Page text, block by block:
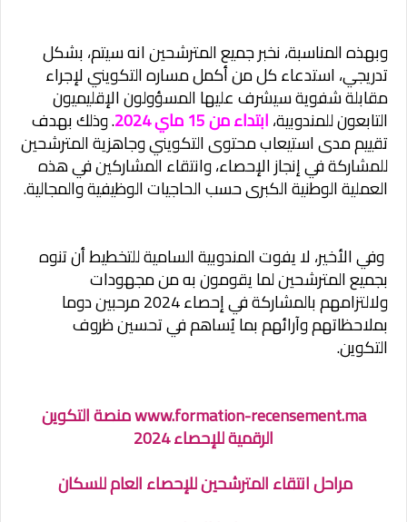
وبهذه المناسبة، نخبر جميع المترشحين انه سيتم، بشكل
تدريجي، استدعاء كل من أكمل مساره التكويني لإجراء
مقابلة شفوية سيشرف عليها المسؤولون الإقليميون
التابعون للمندوبية،ابتداء من 15 ماي 2024 . وذلك بهدف
تقييم مدى استيعاب محتوى التكويني وجاهزية المترشحين
للمشاركة في إنجاز الإحصاء، وانتقاء المشاركين في هذه
العملية الوطنية الكبرى حسب الحاجيات الوظيفية والمجالية.
وفي الأخير، لا يفوت المندوبية السامية للتخطيط أن تنوه
بجميع المترشحين لما يقومون به من مجهودات
ولالتزامهم بالمشاركة في إحصاء 2024 مرحبين دوما
بملاحظاتهم وآرائهم بما يُساهم في تحسين ظروف
التكوين.
www.formation-recensement.ma منصة التكوين
الرقمية للإحصاء 2024
مراحل انتقاء المترشحين للإحصاء العام للسكان